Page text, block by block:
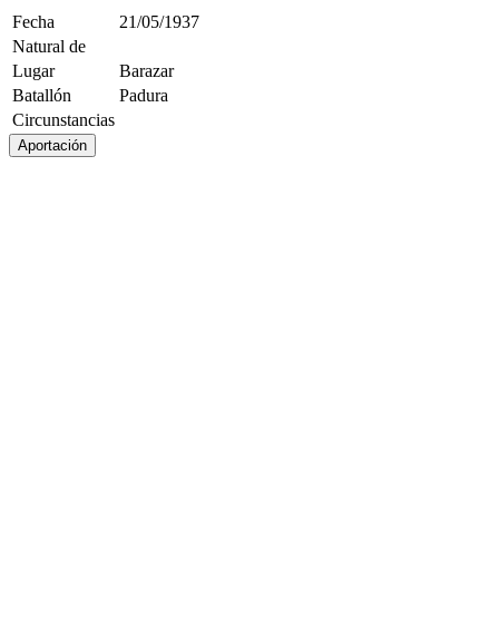
Fecha
21/05/1937
Natural de
Lugar
Barazar
Batallón
Padura
Circunstancias